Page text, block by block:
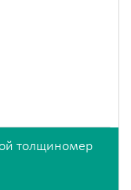
толщиномер